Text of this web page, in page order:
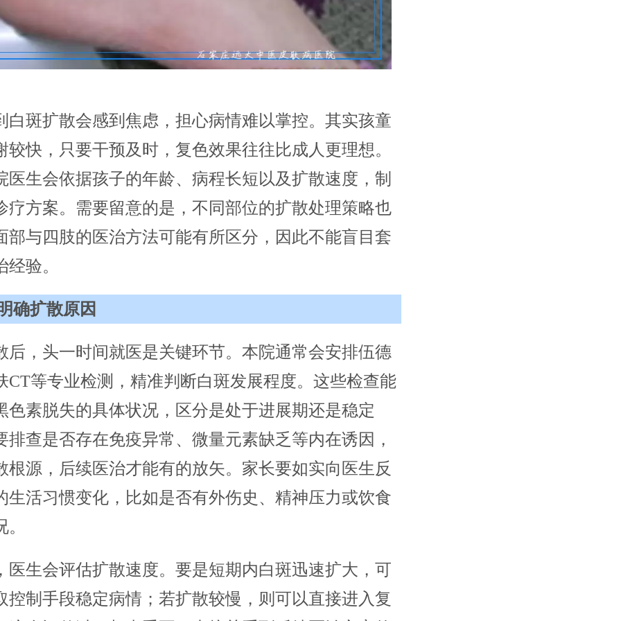
白斑扩散会感到焦虑，担心病情难以掌控。其实孩童
较快，只要干预及时，复色效果往往比成人更理想。
医生会依据孩子的年龄、病程长短以及扩散速度，制
疗方案。需要留意的是，不同部位的扩散处理策略也
部与四肢的医治方法可能有所区分，因此不能盲目套
验。
确扩散原因
后，头一时间就医是关键环节。本院通常会安排伍德
CT等专业检测，精准判断白斑发展程度。这些检查能
色素脱失的具体状况，区分是处于进展期还是稳定
排查是否存在免疫异常、微量元素缺乏等内在诱因，
根源，后续医治才能有的放矢。家长要如实向医生反
生活习惯变化，比如是否有外伤史、精神压力或饮食
医生会评估扩散速度。要是短期内白斑迅速扩大，可
控制手段稳定病情；若扩散较慢，则可以直接进入复